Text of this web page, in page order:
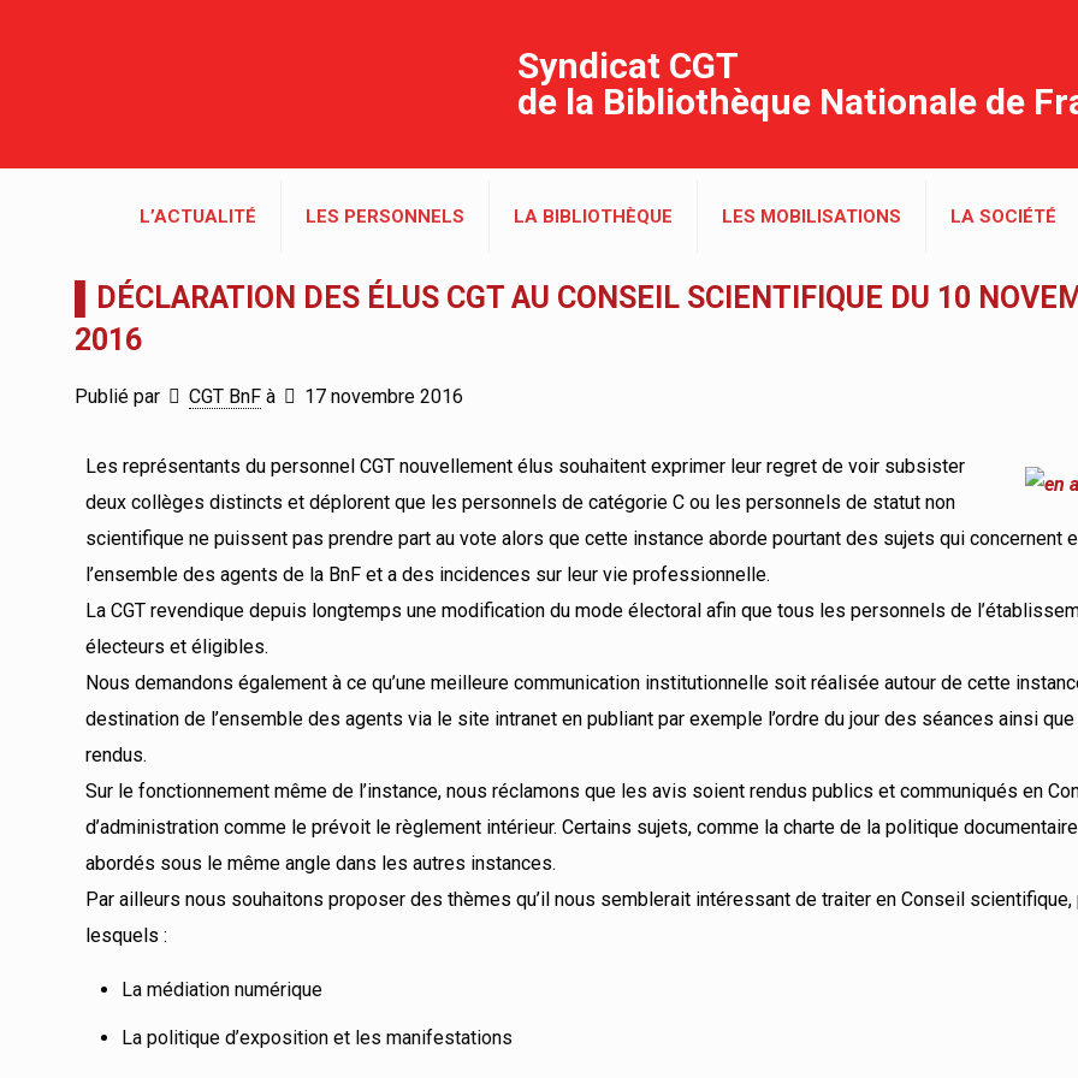
Syndicat CGT
de la Bibliothèque Nationale de
L’ACTUALITÉ LES PERSONNELS LA BIBLIOTHÈQUE LES MOBILISATIONS LA SOCIÉTÉ
▌DÉCLARATION DES ÉLUS CGT AU CONSEIL SCIENTIFIQUE DU 10
2016
Publié par CGT BnF à 17 novembre 2016
Les représentants du personnel CGT nouvellement élus souhaitent exprimer leur regret de voir subsister
deux collèges distincts et déplorent que les personnels de catégorie C ou les personnels de statut non
scientifique ne puissent pas prendre part au vote alors que cette instance aborde pourtant des sujets qui concernent
l’ensemble des agents de la BnF et a des incidences sur leur vie professionnelle.
La CGT revendique depuis longtemps une modification du mode électoral afin que tous les personnels de
électeurs et éligibles.
Nous demandons également à ce qu’une meilleure communication institutionnelle soit réalisée autour de cette
destination de l’ensemble des agents via le site intranet en publiant par exemple l’ordre du jour des séances ainsi
rendus.
Sur le fonctionnement même de l’instance, nous réclamons que les avis soient rendus publics et communiqués en
d’administration comme le prévoit le règlement intérieur. Certains sujets, comme la charte de la politique
abordés sous le même angle dans les autres instances.
Par ailleurs nous souhaitons proposer des thèmes qu’il nous semblerait intéressant de traiter en Conseil scientifique,
lesquels :
La médiation numérique
La politique d’exposition et les manifestations